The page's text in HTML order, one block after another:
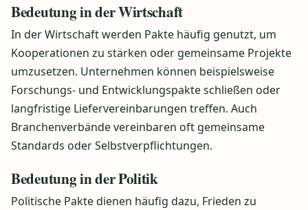
Bedeutung in der Wirtschaft
In der Wirtschaft werden Pakte häufig genutzt, um
Kooperationen zu stärken oder gemeinsame Projekte
umzusetzen. Unternehmen können beispielsweise
Forschungs- und Entwicklungspakte schließen oder
langfristige Liefervereinbarungen treffen. Auch
Branchenverbände vereinbaren oft gemeinsame
Standards oder Selbstverpflichtungen.
Bedeutung in der Politik
Politische Pakte dienen häufig dazu, Frieden zu